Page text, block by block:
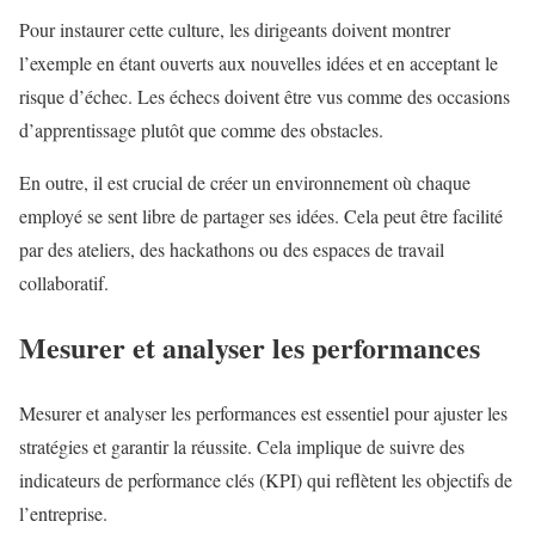
Pour instaurer cette culture, les dirigeants doivent montrer
l’exemple en étant ouverts aux nouvelles idées et en acceptant le
risque d’échec. Les échecs doivent être vus comme des occasions
d’apprentissage plutôt que comme des obstacles.
En outre, il est crucial de créer un environnement où chaque
employé se sent libre de partager ses idées. Cela peut être facilité
par des ateliers, des hackathons ou des espaces de travail
collaboratif.
Mesurer et analyser les performances
Mesurer et analyser les performances est essentiel pour ajuster les
stratégies et garantir la réussite. Cela implique de suivre des
indicateurs de performance clés (KPI) qui reflètent les objectifs de
l’entreprise.